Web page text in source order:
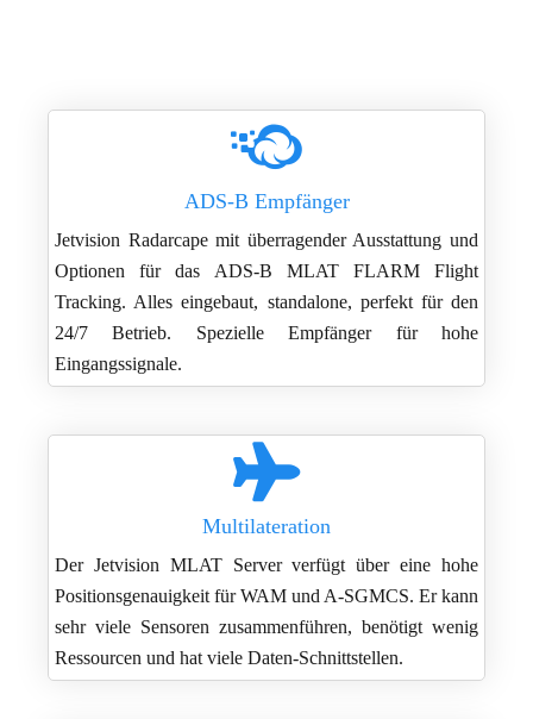
ADS-B Empfänger
Jetvision Radarcape mit überragender Ausstattung und
Optionen für das ADS-B MLAT FLARM Flight
Tracking. Alles eingebaut, standalone, perfekt für den
24/7 Betrieb. Spezielle Empfänger für hohe
Eingangssignale.
Multilateration
Der Jetvision MLAT Server verfügt über eine hohe
Positionsgenauigkeit für WAM und A-SGMCS. Er kann
sehr viele Sensoren zusammenführen, benötigt wenig
Ressourcen und hat viele Daten-Schnittstellen.